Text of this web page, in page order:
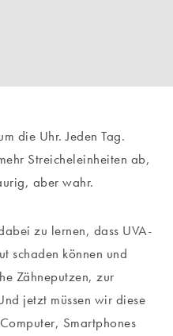
die Uhr. Jeden Tag.
Streicheleinheiten ab,
aber wahr.
zu lernen, dass UVA-
schaden können und
Zähneputzen, zur
jetzt müssen wir diese
Smartphones